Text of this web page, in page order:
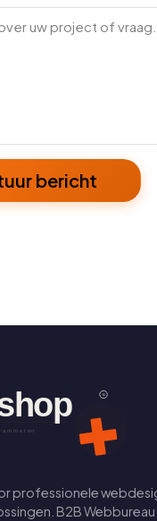
bericht
professionele
B2B Webbureau